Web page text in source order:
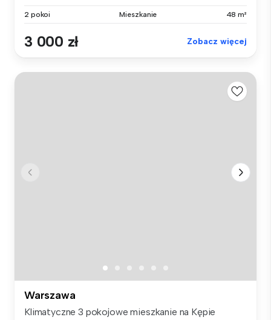
2 pokoi Mieszkanie 48 m²
3 000 zł Zobacz więcej
Warszawa
Klimatyczne 3 pokojowe mieszkanie na Kępie